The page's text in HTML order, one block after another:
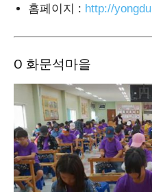
홈페이지 : http://
Ο 화문석마을